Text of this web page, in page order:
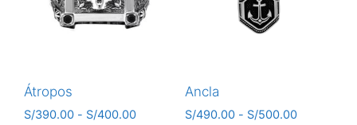
Átropos
S/390.00 - S/400.00
Ancla
S/490.00 - S/500.00